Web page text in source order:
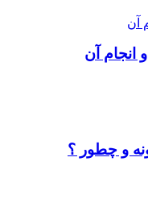
آن
انجام آن
و چطور ؟